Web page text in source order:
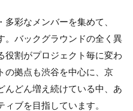
彩なメンバーを集めて、
。バックグラウンドの全く異
役割がプロジェクト毎に変わ
の拠点も渋谷を中心に、京
どん増え続けている中、あ
ブを目指しています。